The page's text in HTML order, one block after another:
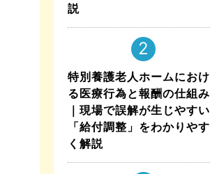
説
特別養護老人ホームにおけ
る医療行為と報酬の仕組み
｜現場で誤解が生じやすい
「給付調整」をわかりやす
く解説